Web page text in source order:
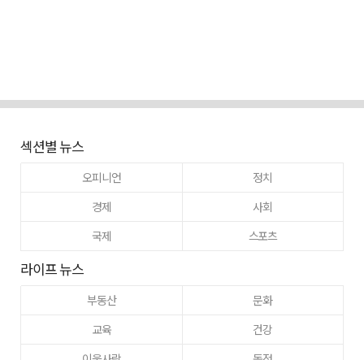
섹션별 뉴스
오피니언
정치
경제
사회
국제
스포츠
라이프 뉴스
부동산
문화
교육
건강